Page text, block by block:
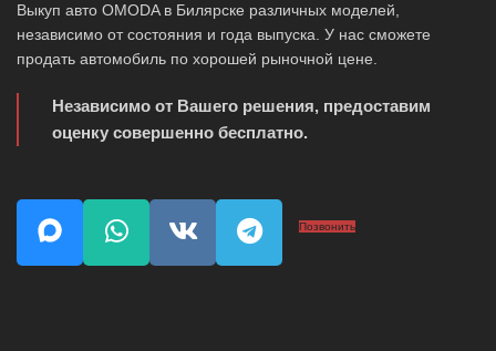
Выкуп авто OMODA в Билярске различных моделей,
независимо от состояния и года выпуска. У нас сможете
продать автомобиль по хорошей рыночной цене.
Независимо от Вашего решения, предоставим
оценку совершенно бесплатно.
Позвонить